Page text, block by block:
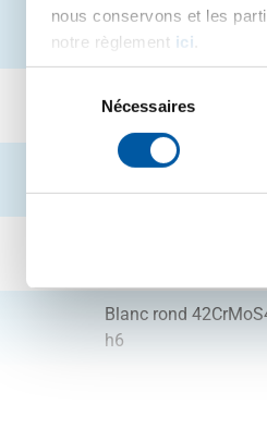
nous conservons et les
notre règlement ici
consentement
Nécessaires
Blanc rond
h6
h6
Blanc rond
h6
Blanc rond
Blanc rond
h6